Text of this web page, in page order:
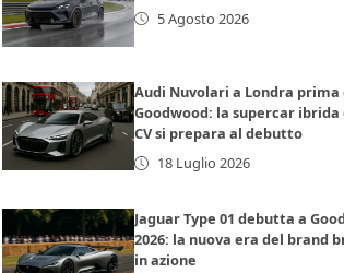
5 Agosto 2026
Audi Nuvolari a Londra prima
Goodwood: la supercar ibrida
CV si prepara al debutto
18 Luglio 2026
Jaguar Type 01 debutta a
2026: la nuova era del brand
in azione